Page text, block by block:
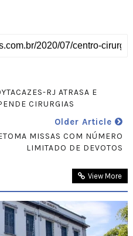
RJ ATRASA E
CIRURGIAS
Older Article
MISSAS COM NÚMERO
LIMITADO DE DEVOTOS
View More